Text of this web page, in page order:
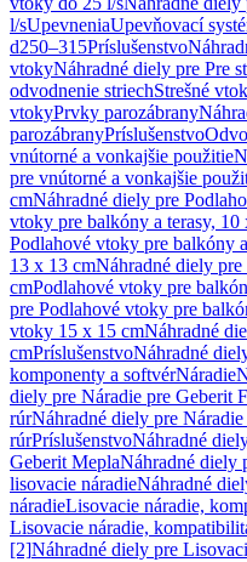
l/sUpevneniaUpevňovací
d250–315Príslušenstvo
vtokyNáhradné diely pre Pre
odvodnenie striechStrešné
vtokyPrvky parozábrany
parozábranyPríslušenstvo
vnútorné a vonkajšie použitie
pre vnútorné a vonkajšie
cmNáhradné diely pre
vtoky pre balkóny a terasy, 10
Podlahové vtoky pre balkóny
13 x 13 cmNáhradné diely
cmPodlahové vtoky pre
pre Podlahové vtoky pre
vtoky 15 x 15 cmNáhradné
cmPríslušenstvoNáhradné
komponenty a softvérNáradie
diely pre Náradie pre Geberit
rúrNáhradné diely pre
rúrPríslušenstvoNáhradné
Geberit MeplaNáhradné diely
lisovacie náradieNáhradné
náradieLisovacie náradie,
Lisovacie náradie,
[2]Náhradné diely pre